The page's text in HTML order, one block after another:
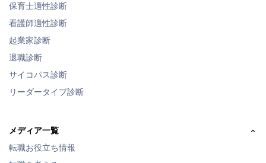
保育士適性診断
看護師適性診断
起業家診断
退職診断
サイコパス診断
リーダータイプ診断
メディア一覧
転職お役立ち情報